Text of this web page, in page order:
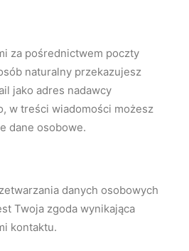
za pośrednictwem poczty
naturalny przekazujesz
jako adres nadawcy
w treści wiadomości możesz
dane osobowe.
danych osobowych
Twoja zgoda wynikająca
kontaktu.